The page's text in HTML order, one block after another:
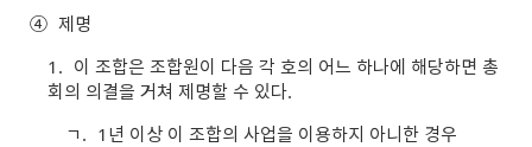
④ 제명
1. 이 조합은 조합원이 다음 각 호의 어느 하나에 해당하면 총
회의 의결을 거쳐 제명할 수 있다.
ㄱ. 1년 이상 이 조합의 사업을 이용하지 아니한 경우